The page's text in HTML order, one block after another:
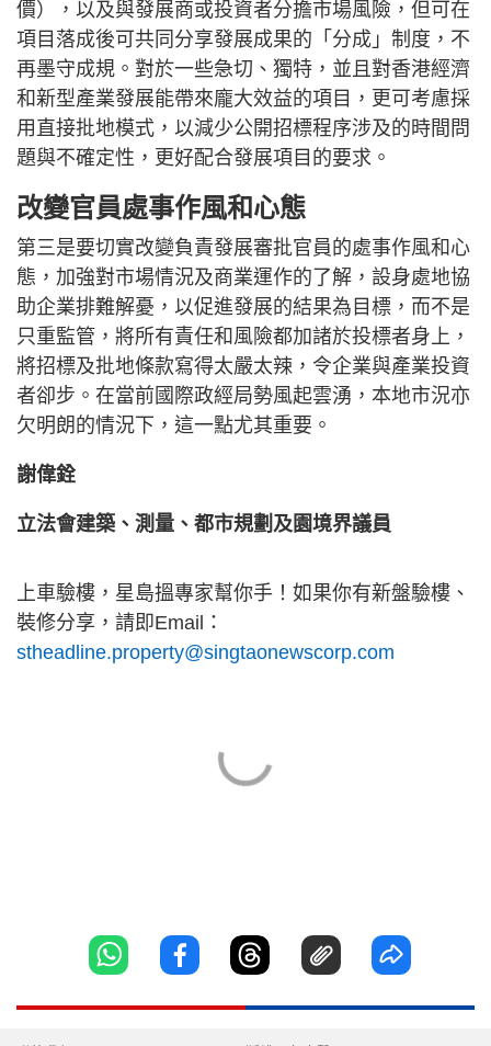
價），以及與發展商或投資者分擔市場風險，但可在
項目落成後可共同分享發展成果的「分成」制度，不
再墨守成規。對於一些急切、獨特，並且對香港經濟
和新型產業發展能帶來龐大效益的項目，更可考慮採
用直接批地模式，以減少公開招標程序涉及的時間問
題與不確定性，更好配合發展項目的要求。
改變官員處事作風和心態
第三是要切實改變負責發展審批官員的處事作風和心
態，加強對市場情況及商業運作的了解，設身處地協
助企業排難解憂，以促進發展的結果為目標，而不是
只重監管，將所有責任和風險都加諸於投標者身上，
將招標及批地條款寫得太嚴太辣，令企業與產業投資
者卻步。在當前國際政經局勢風起雲湧，本地市況亦
欠明朗的情況下，這一點尤其重要。
謝偉銓
立法會建築、測量、都市規劃及園境界議員
上車驗樓，星島搵專家幫你手！如果你有新盤驗樓、
裝修分享，請即Email：
stheadline.property@singtaonewscorp.com